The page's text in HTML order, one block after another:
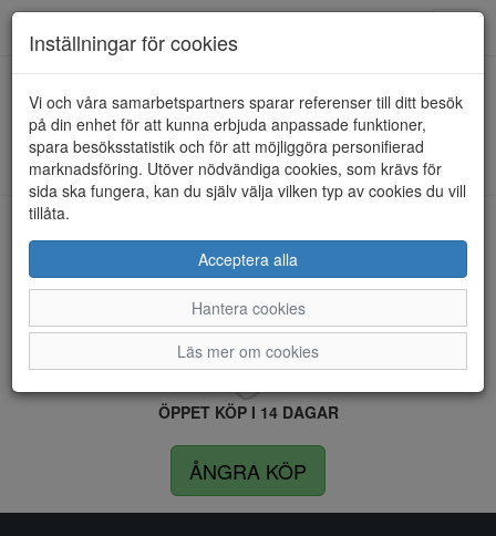
HEM HOUSE OF SAJACO
Kunde inte hitta några artiklar...
LEVERANS INOM 4 DAGAR INOM SVERIGE
FRI FRAKT VID KÖP ÖVER 1.500 KR
ÖPPET KÖP I 14 DAGAR
ÅNGRA KÖP
Inställningar för cookies
Vi och våra samarbetspartners sparar referenser till ditt besök
på din enhet för att kunna erbjuda anpassade funktioner,
spara besöksstatistik och för att möjliggöra personifierad
marknadsföring. Utöver nödvändiga cookies, som krävs för
sida ska fungera, kan du själv välja vilken typ av cookies du vill
tillåta.
Acceptera alla
Hantera cookies
Läs mer om cookies